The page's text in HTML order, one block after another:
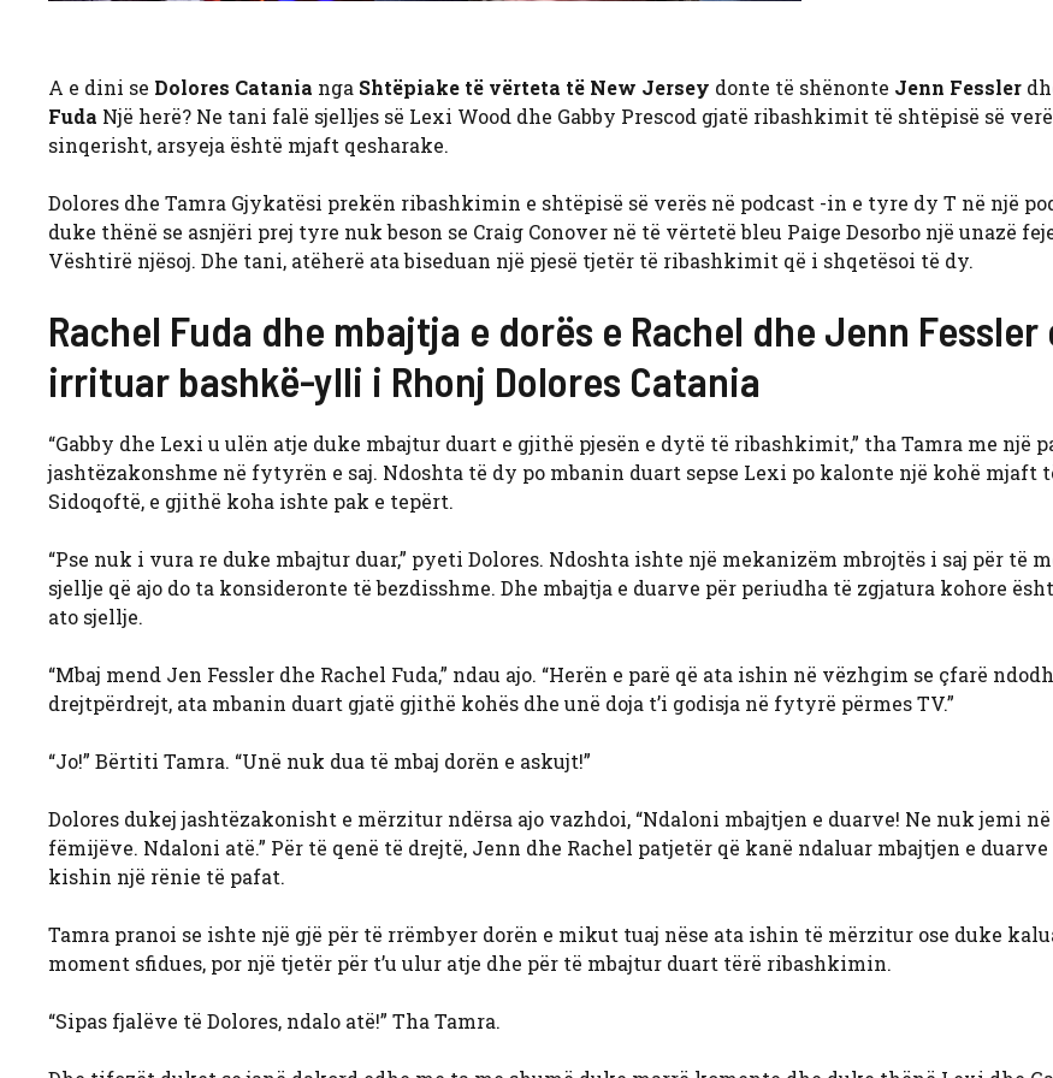
A e dini se Dolores Catania nga Shtëpiake të vërteta të New Jersey donte të shënonte Jenn Fessler
Fuda Një herë? Ne tani falë sjelljes së Lexi Wood dhe Gabby Prescod gjatë ribashkimit të shtëpisë së
sinqerisht, arsyeja është mjaft qesharake.
Dolores dhe Tamra Gjykatësi prekën ribashkimin e shtëpisë së verës në podcast -in e tyre dy T në një
duke thënë se asnjëri prej tyre nuk beson se Craig Conover në të vërtetë bleu Paige Desorbo një unazë
Vështirë njësoj. Dhe tani, atëherë ata biseduan një pjesë tjetër të ribashkimit që i shqetësoi të dy.
Rachel Fuda dhe mbajtja e dorës e Rachel dhe Jenn Fessler
irrituar bashkë-ylli i Rhonj Dolores Catania
“Gabby dhe Lexi u ulën atje duke mbajtur duart e gjithë pjesën e dytë të ribashkimit,” tha Tamra me një
jashtëzakonshme në fytyrën e saj. Ndoshta të dy po mbanin duart sepse Lexi po kalonte një kohë mjaft
Sidoqoftë, e gjithë koha ishte pak e tepërt.
“Pse nuk i vura re duke mbajtur duar,” pyeti Dolores. Ndoshta ishte një mekanizëm mbrojtës i saj për të
sjellje që ajo do ta konsideronte të bezdisshme. Dhe mbajtja e duarve për periudha të zgjatura kohore
ato sjellje.
“Mbaj mend Jen Fessler dhe Rachel Fuda,” ndau ajo. “Herën e parë që ata ishin në vëzhgim se çfarë ndodh
drejtpërdrejt, ata mbanin duart gjatë gjithë kohës dhe unë doja t’i godisja në fytyrë përmes TV.”
“Jo!” Bërtiti Tamra. “Unë nuk dua të mbaj dorën e askujt!”
Dolores dukej jashtëzakonisht e mërzitur ndërsa ajo vazhdoi, “Ndaloni mbajtjen e duarve! Ne nuk jemi
fëmijëve. Ndaloni atë.” Për të qenë të drejtë, Jenn dhe Rachel patjetër që kanë ndaluar mbajtjen e
kishin një rënie të pafat.
Tamra pranoi se ishte një gjë për të rrëmbyer dorën e mikut tuaj nëse ata ishin të mërzitur ose duke
moment sfidues, por një tjetër për t’u ulur atje dhe për të mbajtur duart tërë ribashkimin.
“Sipas fjalëve të Dolores, ndalo atë!” Tha Tamra.